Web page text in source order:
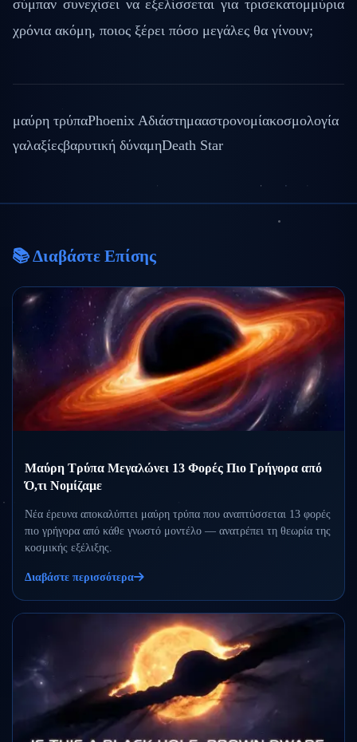
σύμπαν συνεχίσει να εξελίσσεται για τρισεκατομμύρια
χρόνια ακόμη, ποιος ξέρει πόσο μεγάλες θα γίνουν;
μαύρη τρύπαPhoenix Aδιάστημααστρονομίακοσμολογία
γαλαξίεςβαρυτική δύναμηDeath Star
📚 Διαβάστε Επίσης
Μαύρη Τρύπα Μεγαλώνει 13 Φορές Πιο Γρήγορα από
Ό,τι Νομίζαμε
Νέα έρευνα αποκαλύπτει μαύρη τρύπα που αναπτύσσεται 13 φορές
πιο γρήγορα από κάθε γνωστό μοντέλο — ανατρέπει τη θεωρία της
κοσμικής εξέλιξης.
Διαβάστε περισσότερα